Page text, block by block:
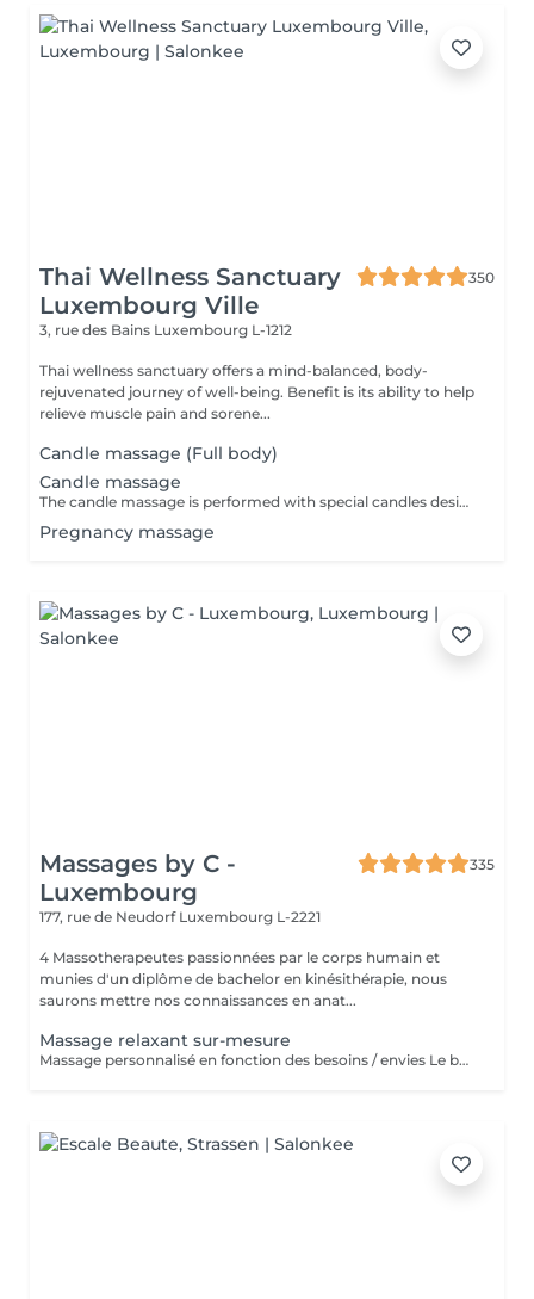
Thai Wellness Sanctuary
Luxembourg Ville
350
3, rue des Bains Luxembourg L-1212
Thai wellness sanctuary offers a mind-balanced, body-
rejuvenated journey of well-being. Benefit is its ability to help
relieve muscle pain and sorene...
Candle massage (Full body)
Candle massage
The candle massage is performed with special candles designed to be only for massage This massage is perfect for relaxing your back muscles and your skin warming up your body to be deep relaxing by the senses of the smell
Pregnancy massage
Massages by C -
Luxembourg
335
177, rue de Neudorf Luxembourg L-2221
4 Massotherapeutes passionnées par le corps humain et
munies d'un diplôme de bachelor en kinésithérapie, nous
saurons mettre nos connaissances en anat...
Massage relaxant sur-mesure
Massage personnalisé en fonction des besoins / envies Le but de ce massage sera la détente et la relaxation, le rythme sera plutôt lent et la pression modérée